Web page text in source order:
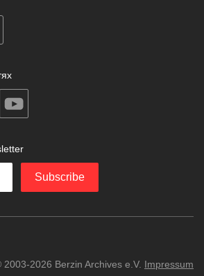
soundcloud
Subscribe
2003-2026 Berzin Archives e.V. Impressum